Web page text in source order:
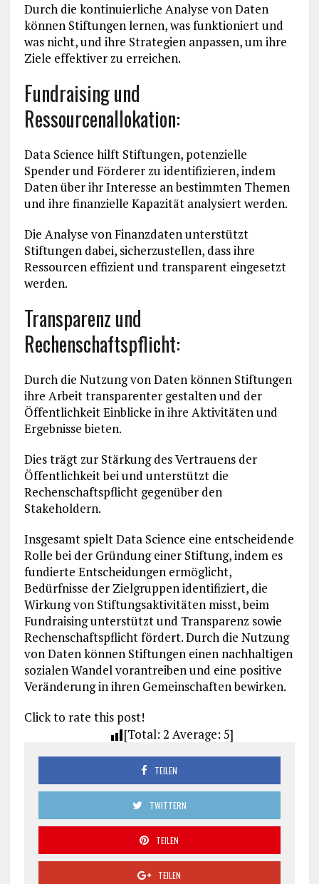
Durch die kontinuierliche Analyse von Daten
können Stiftungen lernen, was funktioniert und
was nicht, und ihre Strategien anpassen, um ihre
Ziele effektiver zu erreichen.
Fundraising und
Ressourcenallokation:
Data Science hilft Stiftungen, potenzielle
Spender und Förderer zu identifizieren, indem
Daten über ihr Interesse an bestimmten Themen
und ihre finanzielle Kapazität analysiert werden.
Die Analyse von Finanzdaten unterstützt
Stiftungen dabei, sicherzustellen, dass ihre
Ressourcen effizient und transparent eingesetzt
werden.
Transparenz und
Rechenschaftspflicht:
Durch die Nutzung von Daten können Stiftungen
ihre Arbeit transparenter gestalten und der
Öffentlichkeit Einblicke in ihre Aktivitäten und
Ergebnisse bieten.
Dies trägt zur Stärkung des Vertrauens der
Öffentlichkeit bei und unterstützt die
Rechenschaftspflicht gegenüber den
Stakeholdern.
Insgesamt spielt Data Science eine entscheidende
Rolle bei der Gründung einer Stiftung, indem es
fundierte Entscheidungen ermöglicht,
Bedürfnisse der Zielgruppen identifiziert, die
Wirkung von Stiftungsaktivitäten misst, beim
Fundraising unterstützt und Transparenz sowie
Rechenschaftspflicht fördert. Durch die Nutzung
von Daten können Stiftungen einen nachhaltigen
sozialen Wandel vorantreiben und eine positive
Veränderung in ihren Gemeinschaften bewirken.
Click to rate this post!
[Total: 2 Average: 5]
TEILEN
TWITTERN
TEILEN
TEILEN